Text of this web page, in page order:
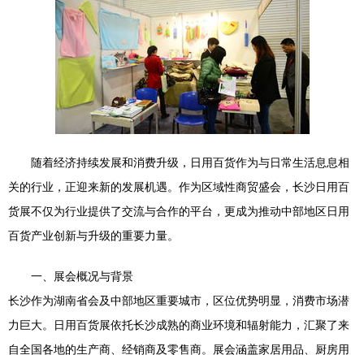
随着经济持续发展和消费升级，日用百货作为与日常生活息息相
关的行业，正迎来新的发展机遇。作为区域性商贸盛会，长沙日用百
货展不仅为行业提供了交流与合作的平台，更成为推动中部地区日用
百货产业创新与升级的重要力量。
一、展会概况与背景
长沙作为湖南省会及中部地区重要城市，区位优势明显，消费市场潜
力巨大。日用百货展依托长沙成熟的商业环境和辐射能力，汇聚了来
自全国各地的生产商、经销商及零售商。展会涵盖家居用品、厨房用